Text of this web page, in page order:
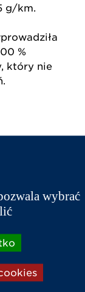
g/km.
%
który nie
pojazdy
jazdy
gdy
93,4%.
wybrać